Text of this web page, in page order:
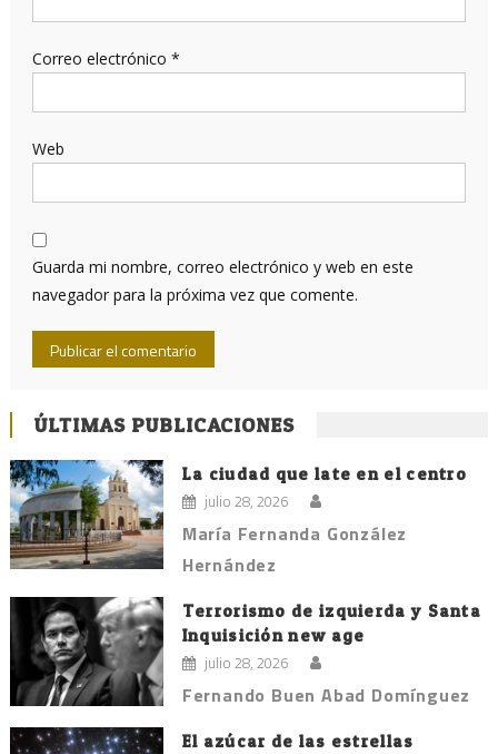
Correo electrónico *
Web
Guarda mi nombre, correo electrónico y web en este
navegador para la próxima vez que comente.
ÚLTIMAS PUBLICACIONES
La ciudad que late en el centro
julio 28, 2026
María Fernanda González
Hernández
Terrorismo de izquierda y Santa
Inquisición new age
julio 28, 2026
Fernando Buen Abad Domínguez
El azúcar de las estrellas